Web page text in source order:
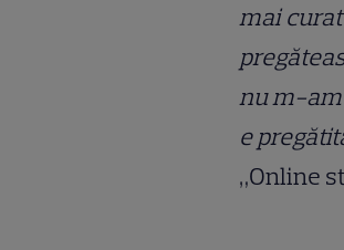
mai
nu m-am
e
„Online